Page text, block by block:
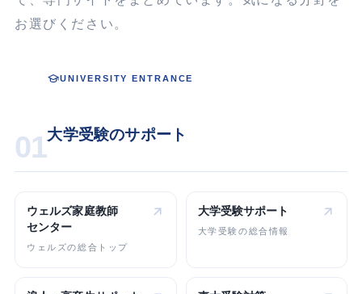
お選びください。
01
UNIVERSITY ENTRANCE
大学受験のサポート
ウェルズ家庭教師
センター
ウェルズの総合トップ
大学受験サポート
大学受験の総合情報